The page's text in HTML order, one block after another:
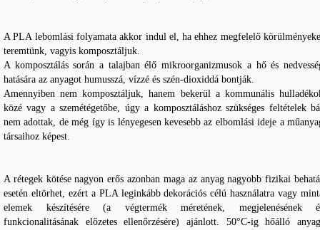
A PLA lebomlási folyamata akkor indul el, ha ehhez megfelelő
teremtünk, vagyis komposztáljuk.
A komposztálás során a talajban élő mikroorganizmusok a hő és
hatására az anyagot humusszá, vízzé és szén-dioxiddá bontják.
Amennyiben nem komposztáljuk, hanem bekerül a kommunális
közé vagy a szemétégetőbe, úgy a komposztáláshoz szükséges feltételek
nem adottak, de még így is lényegesen kevesebb az elbomlási ideje a
társaihoz képest.
A rétegek kötése nagyon erős azonban maga az anyag nagyobb fizikai
esetén eltörhet, ezért a PLA leginkább dekorációs célú használatra vagy
elemek készítésére (a végtermék méretének, megjelenésének
funkcionalitásának előzetes ellenőrzésére) ajánlott. 50°C-ig hőálló